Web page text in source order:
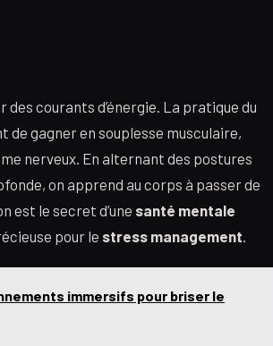
courants d’énergie. La pratique du
de gagner en souplesse musculaire,
nerveux. En alternant des postures
on apprend au corps à passer de
est le secret d’une santé mentale
pour le stress management
immersifs pour briser le